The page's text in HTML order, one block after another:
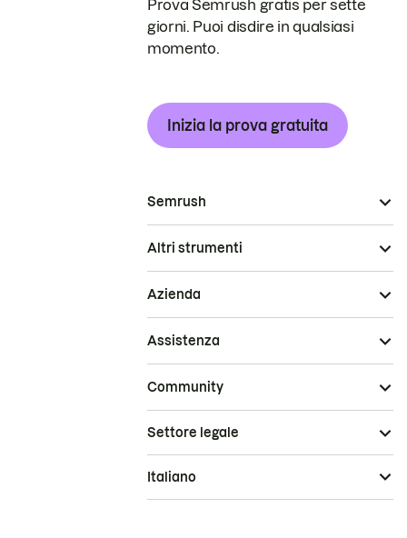
Prova Semrush gratis per sette
giorni. Puoi disdire in qualsiasi
momento.
Inizia la prova gratuita
Semrush
Altri strumenti
Azienda
Assistenza
Community
Settore legale
Italiano